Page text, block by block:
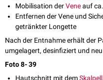
Mobilisation derVeneauf
Entfernen der Vene und
getränkter Longette
Nach der Entnahme erhält der
umgelagert, desinfiziert und
Foto 8- 39
Hautschnitt mit demSkalpell